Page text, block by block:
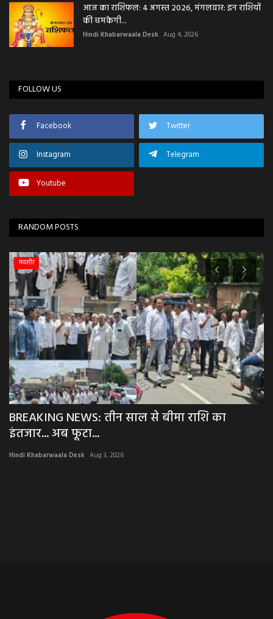
आज का राशिफल: 4 अगस्त 2026, मंगलवार: इन राशियों
की चमकेगी...
Hindi Khabarwaala Desk Aug 4, 2026
FOLLOW US
Facebook Twitter
Instagram Telegram
Youtube
RANDOM POSTS
मंदसौर
BREAKING NEWS: तीन साल से बीमा राशि का
इंतजार... अब फूटा...
Hindi Khabarwaala Desk Aug 3, 2026